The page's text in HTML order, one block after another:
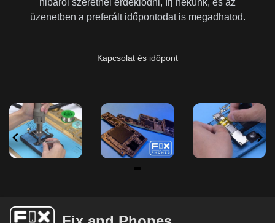
hibáról szeretnél érdeklődni, írj nekünk, és az
üzenetben a preferált időpontodat is megadhatod.
Kapcsolat és időpont